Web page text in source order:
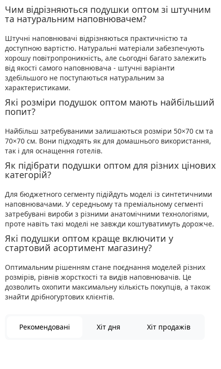
Чим відрізняються подушки оптом зі штучним
та натуральним наповнювачем?
Штучні наповнювачі відрізняються практичністю та
доступною вартістю. Натуральні матеріали забезпечують
хорошу повітропроникність, але сьогодні багато залежить
від якості самого наповнювача - штучні варіанти
здебільшого не поступаються натуральним за
характеристиками.
Які розміри подушок оптом мають найбільший
попит?
Найбільш затребуваними залишаються розміри 50×70 см та
70×70 см. Вони підходять як для домашнього використання,
так і для оснащення готелів.
Як підібрати подушки оптом для різних цінових
категорій?
Для бюджетного сегменту підійдуть моделі із синтетичними
наповнювачами. У середньому та преміальному сегменті
затребувані вироби з різними анатомічними технологіями,
проте навіть такі моделі не завжди коштуватимуть дорожче.
Які подушки оптом краще включити у
стартовий асортимент магазину?
Оптимальним рішенням стане поєднання моделей різних
розмірів, рівнів жорсткості та видів наповнювачів. Це
дозволить охопити максимальну кількість покупців, а також
знайти дрібногуртових клієнтів.
Рекомендовані Хіт дня Хіт продажів